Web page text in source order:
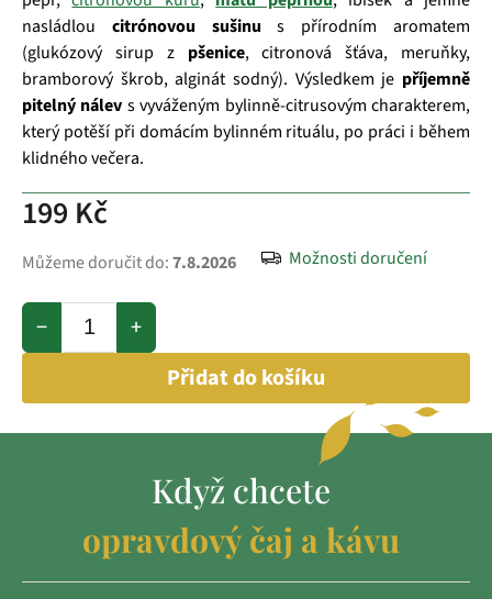
199 Kč
Můžeme doručit do:7.8.2026 Možnosti doručení
+
−
Přidat do košíku
nasládlou citrónovou sušinu s přírodním aromatem
(glukózový sirup z pšenice, citronová šťáva, meruňky,
bramborový škrob, alginát sodný). Výsledkem je příjemně
pitelný nálev s vyváženým bylinně‑citrusovým charakterem,
který potěší při domácím bylinném rituálu, po práci i během
klidného večera.
Když chcete
opravdový čaj a kávu